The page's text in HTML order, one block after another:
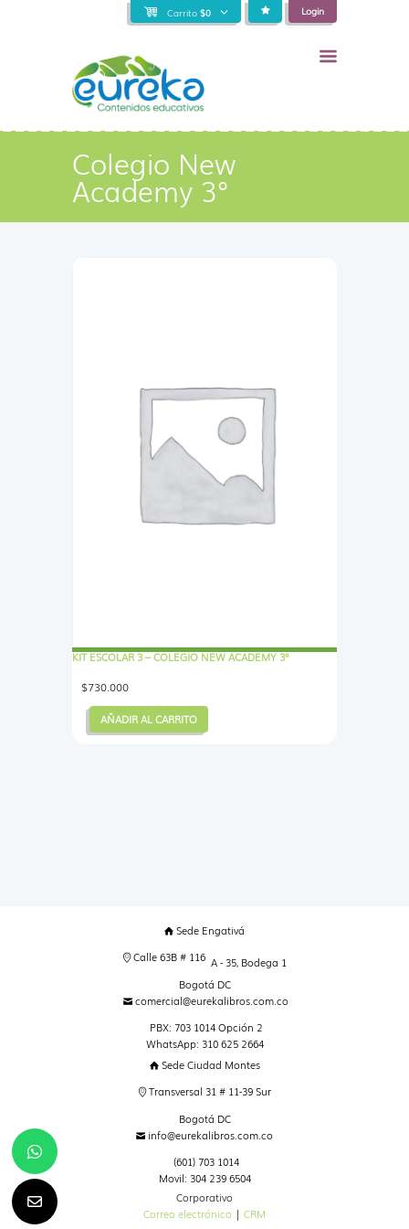
Carrito $0 Login
Colegio New
Academy 3°
KIT ESCOLAR 3 – COLEGIO NEW ACADEMY 3°
$730.000
AÑADIR AL CARRITO
Sede Engativá
Calle 63B # 116 A - 35, Bodega 1
Bogotá DC
comercial@eurekalibros.com.co
PBX: 703 1014 Opción 2
WhatsApp: 310 625 2664
Sede Ciudad Montes
Transversal 31 # 11-39 Sur
Bogotá DC
info@eurekalibros.com.co
(601) 703 1014
Movil: 304 239 6504
Corporativo
Correo electrónico | CRM